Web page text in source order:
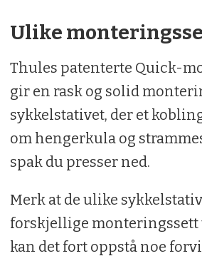
Ulike
Thules patenterte Quick-
gir en rask og solid
sykkelstativet, der et
om hengerkula og
spak du presser ned.
Merk at de ulike
forskjellige monteringssett
kan det fort oppstå noe